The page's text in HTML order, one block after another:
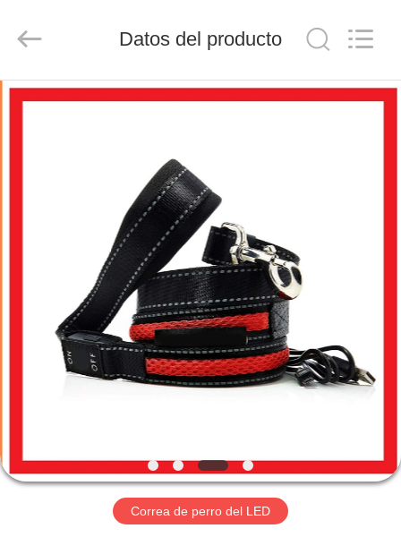
HOGAR
NOSOTROS
FÁBRICA
DE
Reserved.
Developed
Datos del producto
Correa de perro del LED